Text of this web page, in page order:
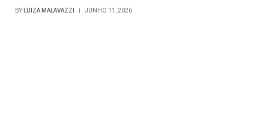
BY LUIZA MALAVAZZI JUNHO 11, 2026